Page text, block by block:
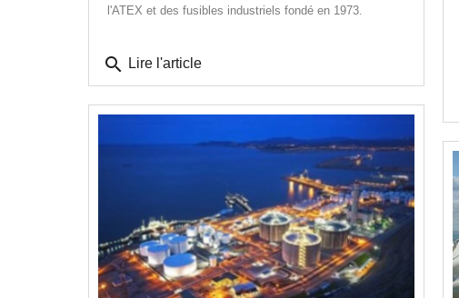
l'ATEX et des fusibles industriels fondé en 1973.
search Lire l'article